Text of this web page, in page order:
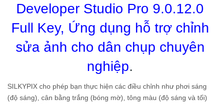
Developer Studio Pro 9.0.12.0
Full Key, Ứng dụng hỗ trợ chỉnh
sửa ảnh cho dân chụp chuyên
nghiệp.
SILKYPIX cho phép bạn thực hiện các điều chỉnh như phơi sáng
(độ sáng), cân bằng trắng (bóng mờ), tông màu (độ sáng và tối)